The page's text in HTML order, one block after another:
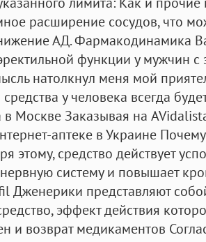
расширение сосудов, что
АД. Фармакодинамика
функции у мужчин
натолкнул меня мой
у человека всегда
в Москве Заказывая на
аптеке в Украине
этому, средство действует
систему и повышает
Дженерики представляют
эффект действия
и возврат медикаментов